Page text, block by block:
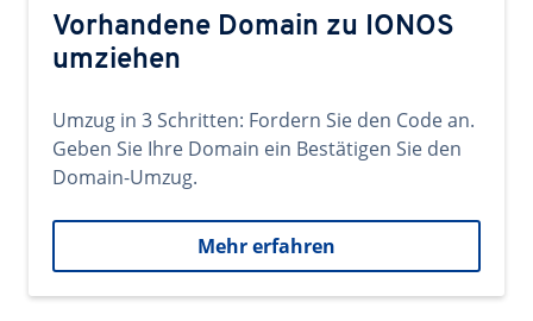
Vorhandene Domain zu IONOS
umziehen
Umzug in 3 Schritten: Fordern Sie den Code an.
Geben Sie Ihre Domain ein Bestätigen Sie den
Domain-Umzug.
Mehr erfahren